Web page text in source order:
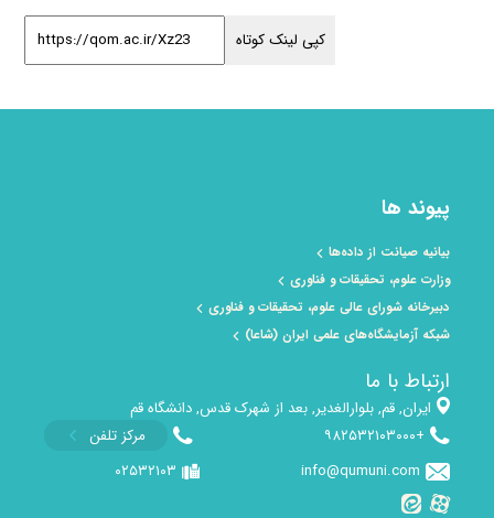
کپی لینک کوتاه
پیوند ها
بیانیه صیانت از داده‌ها
وزارت علوم، تحقیقات و فناوری
دبیرخانه شورای عالی علوم، تحقیقات و فناوری
شبکه آزمایشگاه‌های علمی ایران (شاعا)
ارتباط با ما
ایران, قم, بلوارالغدیر, بعد از شهرک قدس, دانشگاه قم
+۹۸۲۵۳۲۱۰۳۰۰۰
مرکز تلفن
info@qumuni.com
۰۲۵۳۲۱۰۳